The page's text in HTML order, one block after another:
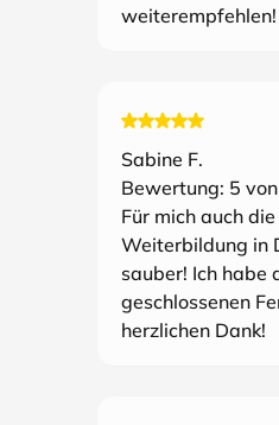
Sabine F.
Bewertung: 5
Für mich auch
Weiterbildung in
sauber! Ich habe
geschlossenen
herzlichen Dank!